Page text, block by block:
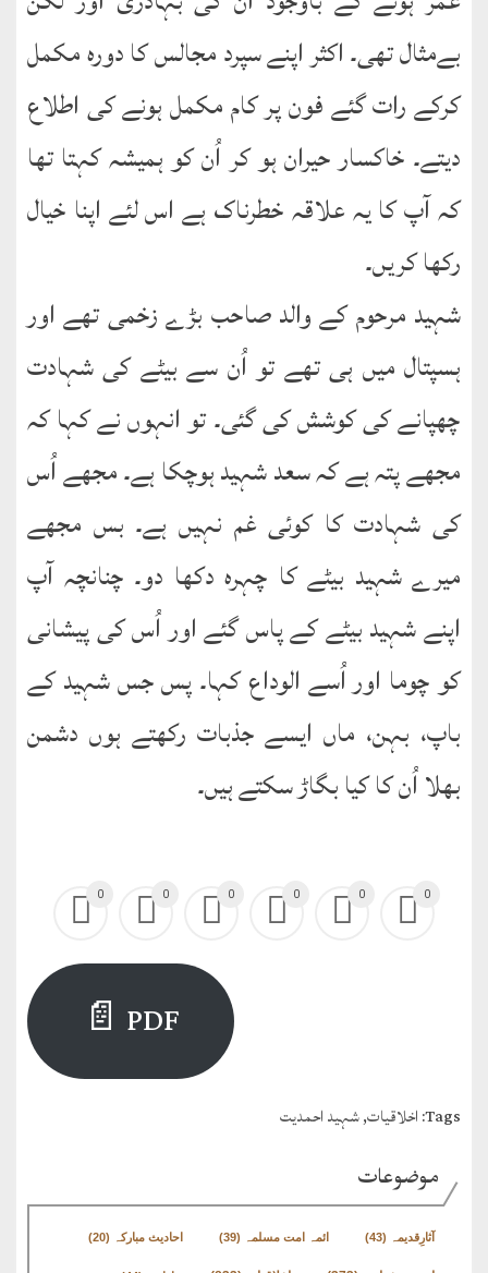
بےمثال تھی۔ اکثر اپنے سپرد مجالس کا دورہ مکمل
کرکے رات گئے فون پر کام مکمل ہونے کی اطلاع
دیتے۔ خاکسار حیران ہو کر اُن کو ہمیشہ کہتا تھا
کہ آپ کا یہ علاقہ خطرناک ہے اس لئے اپنا خیال
رکھا کریں۔
شہید مرحوم کے والد صاحب بڑے زخمی تھے اور
ہسپتال میں ہی تھے تو اُن سے بیٹے کی شہادت
چھپانے کی کوشش کی گئی۔ تو انہوں نے کہا کہ
مجھے پتہ ہے کہ سعد شہید ہوچکا ہے۔ مجھے اُس
کی شہادت کا کوئی غم نہیں ہے۔ بس مجھے
میرے شہید بیٹے کا چہرہ دکھا دو۔ چنانچہ آپ
اپنے شہید بیٹے کے پاس گئے اور اُس کی پیشانی
کو چوما اور اُسے الوداع کہا۔ پس جس شہید کے
باپ، بہن، ماں ایسے جذبات رکھتے ہوں دشمن
بھلا اُن کا کیا بگاڑ سکتے ہیں۔
0 0 0 0 0 0
PDF 📄
Tags: اخلاقیات,شہید احمدیت
موضوعات
آثارِقدیمہ (43) ائمہ امت مسلمہ (39) احادیث مبارکہ (20)